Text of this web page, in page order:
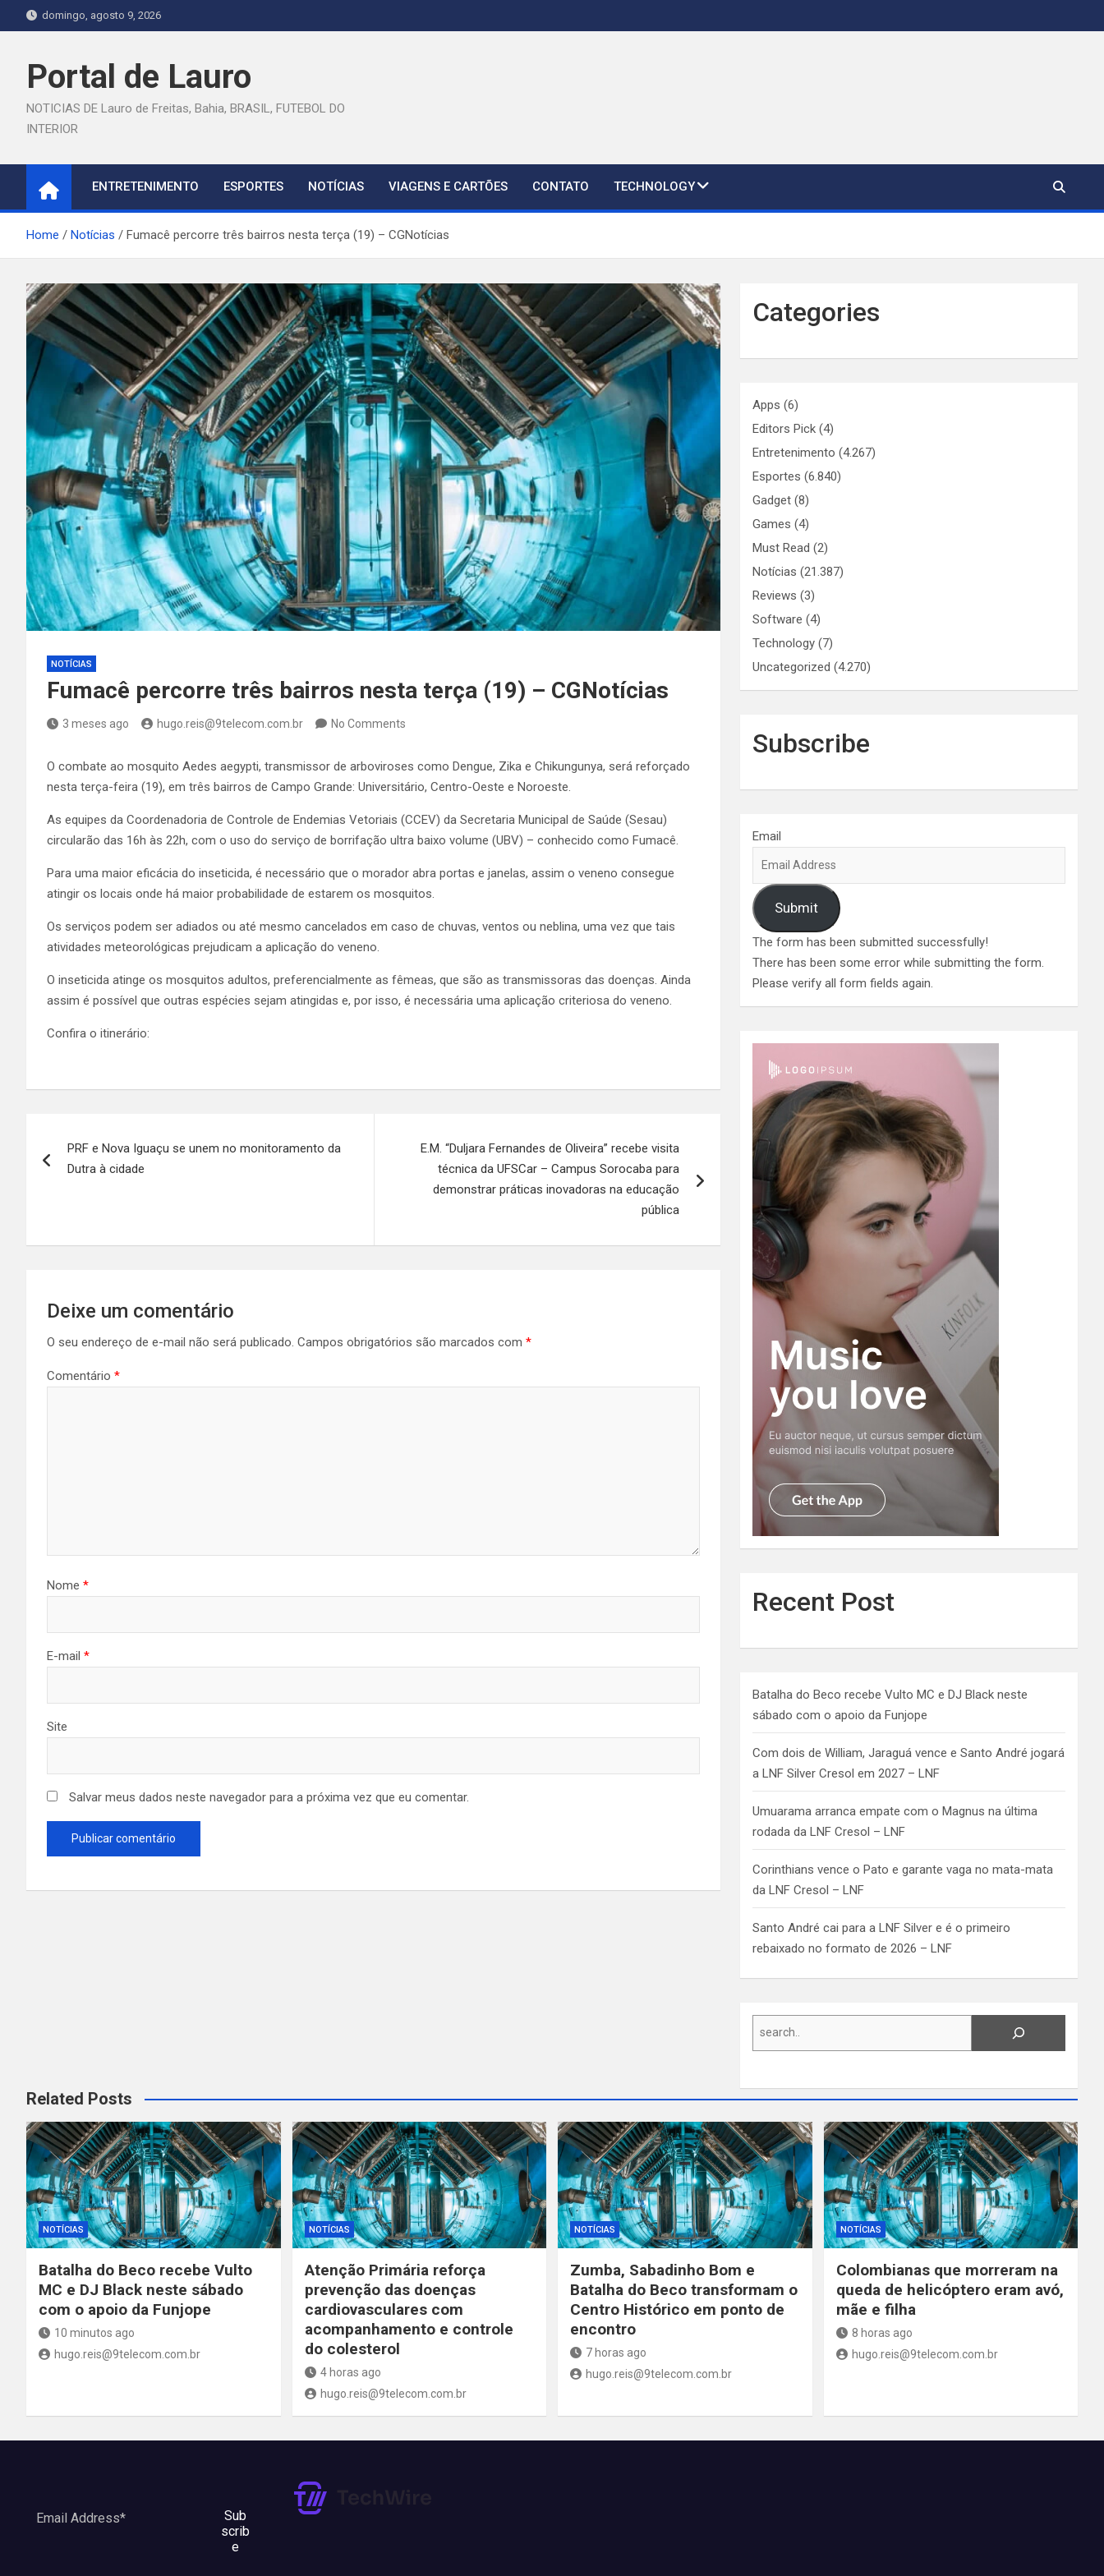
to
domingo, agosto 9, 2026
Portal de Lauro
NOTICIAS DE Lauro de Freitas, Bahia, BRASIL, FUTEBOL DO
INTERIOR
ENTRETENIMENTO ESPORTES NOTÍCIAS VIAGENS E CARTÕES CONTATO TECHNOLOGY
Home Notícias Fumacê percorre três bairros nesta terça (19) – CGNotícias
NOTÍCIAS
Fumacê percorre três bairros nesta terça (19) – CGNotícias
3 meses ago hugo.reis@9telecom.com.br No Comments
O combate ao mosquito Aedes aegypti, transmissor de arboviroses como Dengue, Zika e Chikungunya, será reforçado
nesta terça-feira (19), em três bairros de Campo Grande: Universitário, Centro-Oeste e Noroeste.
As equipes da Coordenadoria de Controle de Endemias Vetoriais (CCEV) da Secretaria Municipal de Saúde (Sesau)
circularão das 16h às 22h, com o uso do serviço de borrifação ultra baixo volume (UBV) – conhecido como Fumacê.
Para uma maior eficácia do inseticida, é necessário que o morador abra portas e janelas, assim o veneno consegue
atingir os locais onde há maior probabilidade de estarem os mosquitos.
Os serviços podem ser adiados ou até mesmo cancelados em caso de chuvas, ventos ou neblina, uma vez que tais
atividades meteorológicas prejudicam a aplicação do veneno.
O inseticida atinge os mosquitos adultos, preferencialmente as fêmeas, que são as transmissoras das doenças. Ainda
assim é possível que outras espécies sejam atingidas e, por isso, é necessária uma aplicação criteriosa do veneno.
Confira o itinerário:
de
PRF e Nova Iguaçu se unem no monitoramento da
Dutra à cidade
E.M. “Duljara Fernandes de Oliveira” recebe visita
técnica da UFSCar – Campus Sorocaba para
demonstrar práticas inovadoras na educação
pública
Deixe um comentário
O seu endereço de e-mail não será publicado. Campos obrigatórios são marcados com *
Comentário *
Nome *
E-mail *
Site
Salvar meus dados neste navegador para a próxima vez que eu comentar.
Categories
Apps (6)
Editors Pick (4)
Entretenimento (4.267)
Esportes (6.840)
Gadget (8)
Games (4)
Must Read (2)
Notícias (21.387)
Reviews (3)
Software (4)
Technology (7)
Uncategorized (4.270)
Subscribe
Email
Submit
The form has been submitted successfully!
There has been some error while submitting the form.
Please verify all form fields again.
Recent Post
Batalha do Beco recebe Vulto MC e DJ Black neste
sábado com o apoio da Funjope
Com dois de William, Jaraguá vence e Santo André jogará
a LNF Silver Cresol em 2027 – LNF
Umuarama arranca empate com o Magnus na última
rodada da LNF Cresol – LNF
Corinthians vence o Pato e garante vaga no mata-mata
da LNF Cresol – LNF
Santo André cai para a LNF Silver e é o primeiro
rebaixado no formato de 2026 – LNF
Search
Related Posts
NOTÍCIAS
Batalha do Beco recebe Vulto
MC e DJ Black neste sábado
com o apoio da Funjope
10 minutos ago
hugo.reis@9telecom.com.br
NOTÍCIAS
Atenção Primária reforça
prevenção das doenças
cardiovasculares com
acompanhamento e controle
do colesterol
4 horas ago
hugo.reis@9telecom.com.br
NOTÍCIAS
Zumba, Sabadinho Bom e
Batalha do Beco transformam o
Centro Histórico em ponto de
encontro
7 horas ago
hugo.reis@9telecom.com.br
NOTÍCIAS
Colombianas que morreram na
queda de helicóptero eram avó,
mãe e filha
8 horas ago
hugo.reis@9telecom.com.br
Sub
scrib
e